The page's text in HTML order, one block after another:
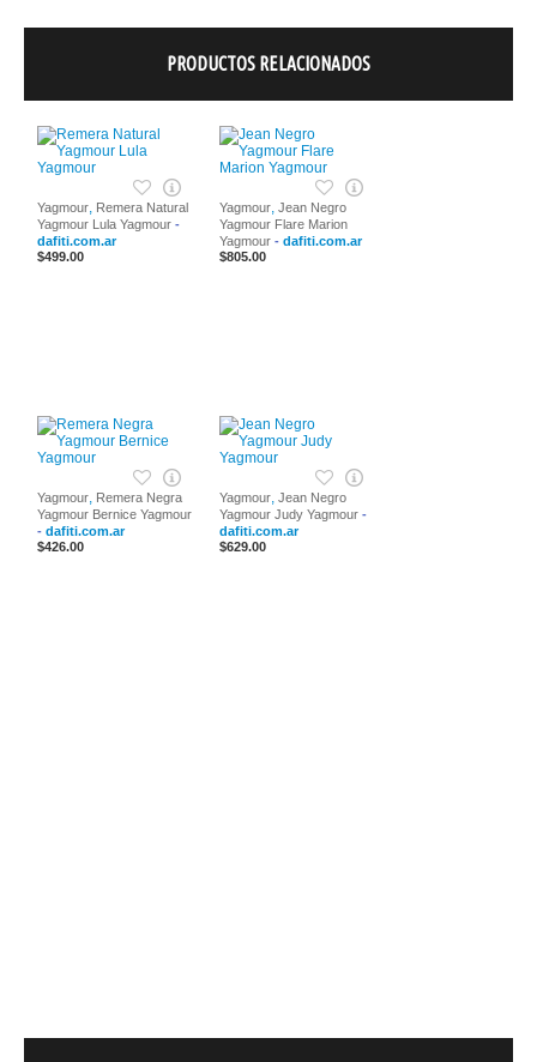
PRODUCTOS RELACIONADOS
Yagmour, Remera Natural
Yagmour Lula Yagmour -
dafiti.com.ar
$499.00
Yagmour, Jean Negro
Yagmour Flare Marion
Yagmour - dafiti.com.ar
$805.00
Yagmour, Remera Negra
Yagmour Bernice Yagmour
- dafiti.com.ar
$426.00
Yagmour, Jean Negro
Yagmour Judy Yagmour -
dafiti.com.ar
$629.00